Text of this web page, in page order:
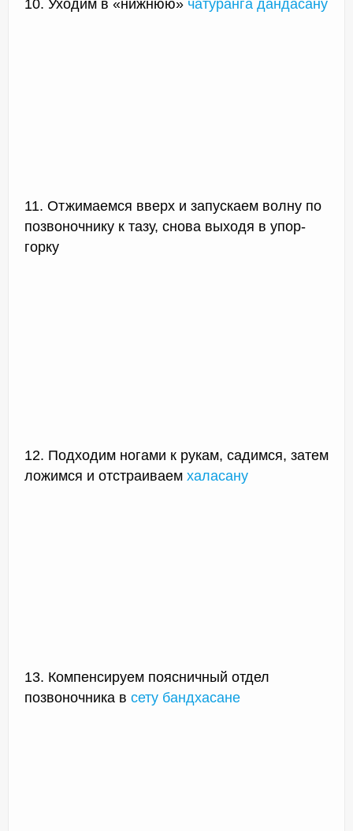
10. Уходим в «нижнюю» чатуранга дандасану
11. Отжимаемся вверх и запускаем волну по
позвоночнику к тазу, снова выходя в упор-
горку
12. Подходим ногами к рукам, садимся, затем
ложимся и отстраиваем халасану
13. Компенсируем поясничный отдел
позвоночника в сету бандхасане